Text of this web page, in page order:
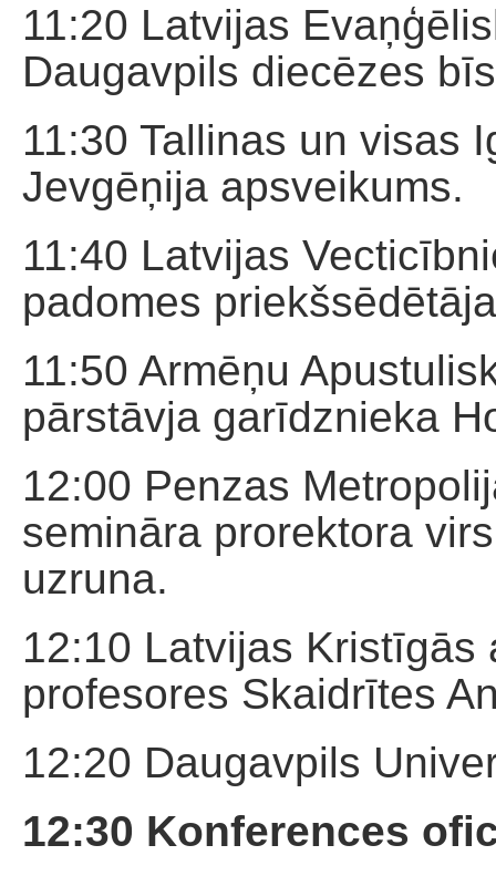
11:20 Latvijas
Daugavpils diecēzes
11:30 Tallinas un visas
Jevgēņija apsveikums.
11:40 Latvijas
padomes
11:50 Armēņu
pārstāvja garīdznieka
12:00 Penzas
semināra prorektora
uzruna.
12:10 Latvijas Kristīgās
profesores Skaidrītes
12:20 Daugavpils
12:30 Konferences